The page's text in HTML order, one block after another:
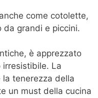
come cotolette,
da grandi e piccini.
è apprezzato
irresistibile. La
tenerezza della
un must della cucina